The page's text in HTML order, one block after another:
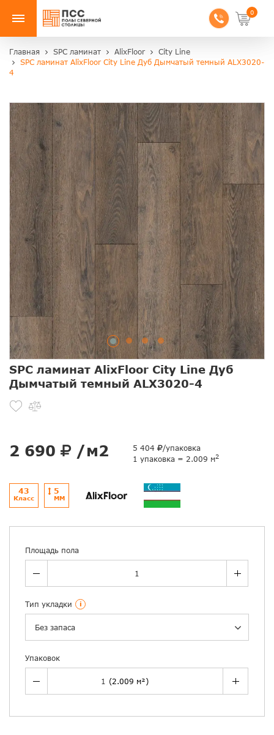
0
Главная SPC ламинат AlixFloor
City Line
SPC ламинат AlixFloor City Line Дуб Дымчатый темный ALX3020-
4
SPC ламинат AlixFloor City Line Дуб
Дымчатый темный ALX3020-4
2 690 /м2 5 404
/упаковка
1 упаковка = 2.009 м2
43
Класс
5
ММ
Площадь пола
Тип укладки i
Без запаса
Упаковок